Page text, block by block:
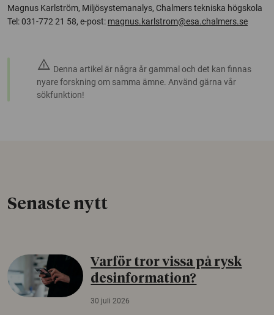
Magnus Karlström, Miljösystemanalys, Chalmers tekniska högskola
Tel: 031-772 21 58, e-post: magnus.karlstrom@esa.chalmers.se
warning Denna artikel är några år gammal och det kan finnas
nyare forskning om samma ämne. Använd gärna vår
sökfunktion!
Senaste nytt
Varför tror vissa på rysk
desinformation?
30 juli 2026